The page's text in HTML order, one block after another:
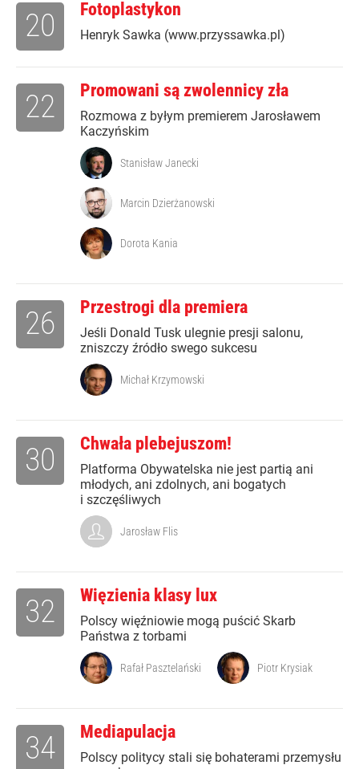
Fotoplastykon
Henryk Sawka (www.przyssawka.pl)
20
Promowani są zwolennicy zła
Rozmowa z byłym premierem Jarosławem
Kaczyńskim
22
Stanisław Janecki
Marcin Dzierżanowski
Dorota Kania
Przestrogi dla premiera
Jeśli Donald Tusk ulegnie presji salonu,
zniszczy źródło swego sukcesu
26
Michał Krzymowski
Chwała plebejuszom!
Platforma Obywatelska nie jest partią ani
młodych, ani zdolnych, ani bogatych
i szczęśliwych
30
Jarosław Flis
Więzienia klasy lux
Polscy więźniowie mogą puścić Skarb
Państwa z torbami
32
Rafał Pasztelański Piotr Krysiak
Mediapulacja
Polscy politycy stali się bohaterami przemysłu
34